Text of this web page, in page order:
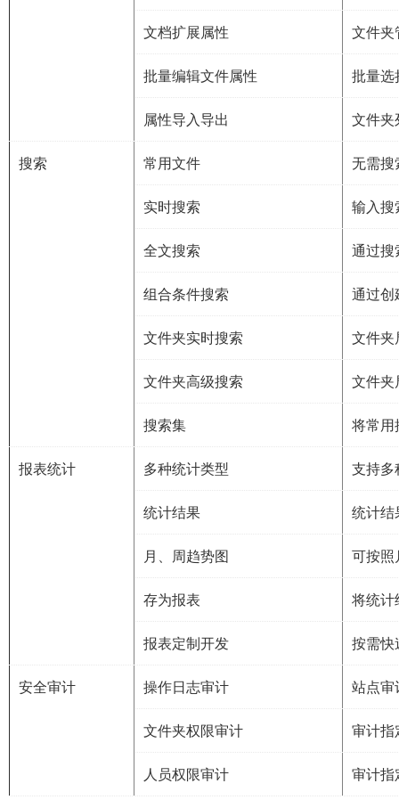
文档扩展属性 文件夹
批量编辑文件属性 批量选
属性导入导出 文件夹
搜索 常用文件 无需搜
实时搜索 输入搜
全文搜索 通过搜
组合条件搜索 通过创
文件夹实时搜索 文件夹
文件夹高级搜索 文件夹
搜索集 将常用
报表统计 多种统计类型 支持多
统计结果 统计结
月、周趋势图 可按照
存为报表 将统计
报表定制开发 按需快
安全审计 操作日志审计 站点审
文件夹权限审计 审计指
人员权限审计 审计指